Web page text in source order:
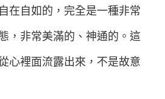
在自如的，完全是一種非常
，非常美滿的、神通的。這
心裡面流露出來，不是故意